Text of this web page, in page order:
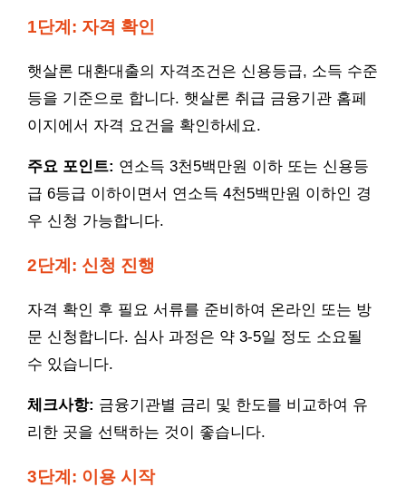
1단계: 자격 확인
햇살론 대환대출의 자격조건은 신용등급, 소득 수준
등을 기준으로 합니다. 햇살론 취급 금융기관 홈페
이지에서 자격 요건을 확인하세요.
주요 포인트: 연소득 3천5백만원 이하 또는 신용등
급 6등급 이하이면서 연소득 4천5백만원 이하인 경
우 신청 가능합니다.
2단계: 신청 진행
자격 확인 후 필요 서류를 준비하여 온라인 또는 방
문 신청합니다. 심사 과정은 약 3-5일 정도 소요될
수 있습니다.
체크사항: 금융기관별 금리 및 한도를 비교하여 유
리한 곳을 선택하는 것이 좋습니다.
3단계: 이용 시작